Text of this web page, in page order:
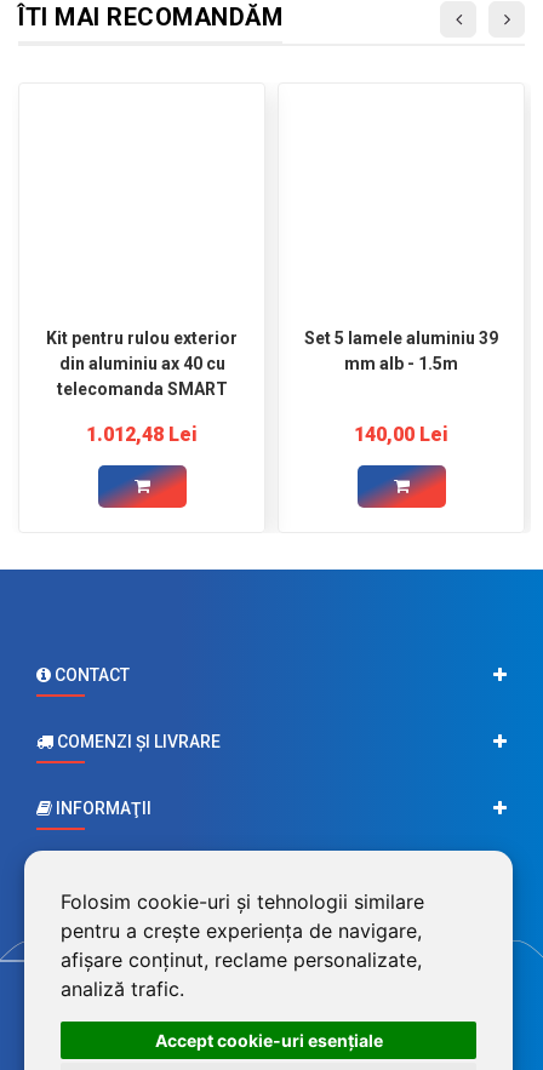
Folosim cookie-uri și tehnologii similare
pentru a crește experiența de navigare,
afișare conținut, reclame personalizate,
analiză trafic.
Accept cookie-uri esenţiale
ÎTI MAI RECOMANDĂM
Kit pentru rulou exterior
din aluminiu ax 40 cu
telecomanda SMART
1.012,48 Lei
Set 5 lamele aluminiu 39
mm alb - 1.5m
140,00 Lei
CONTACT
COMENZI ŞI LIVRARE
INFORMAŢII